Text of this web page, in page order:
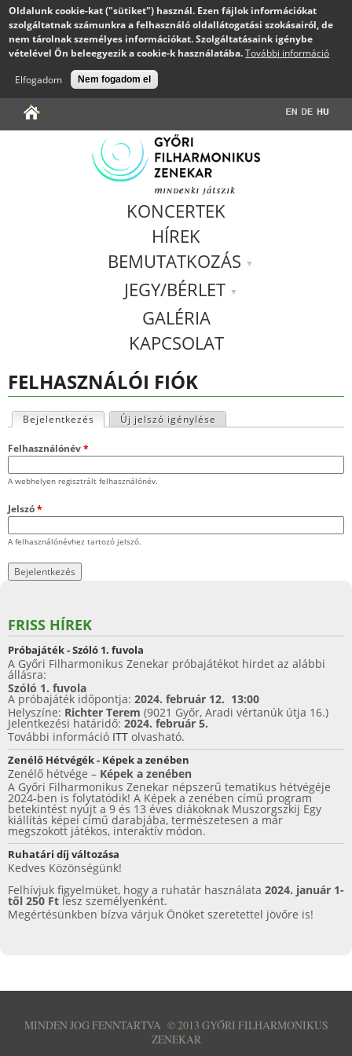
Oldalunk cookie-kat ("sütiket") használ. Ezen fájlok információkat
szolgáltatnak számunkra a felhasználó oldallátogatási szokásairól, de
nem tárolnak személyes információkat. Szolgáltatásaink igénybe
vételével Ön beleegyezik a cookie-k használatába.További információ
Elfogadom
Nem fogadom el
KONCERTEK
HÍREK
BEMUTATKOZÁS
JEGY/BÉRLET
GALÉRIA
KAPCSOLAT
FELHASZNÁLÓI FIÓK
l
ő
d
l
g
e
s
f
ü
l
e
k
Bejelentkezés (aktív fül)Új jelszó igénylése
Felhasználónév*
A webhelyen regisztrált felhasználónév.
Jelszó*
A felhasználónévhez tartozó jelszó.
FRISS HÍREK
Próbajáték - Szóló 1. fuvola
A Győri Filharmonikus Zenekar próbajátékot hirdet az alábbi
állásra:
Szóló 1. fuvola
A próbajáték időpontja: 2024. február 12. 13:00
Helyszíne: Richter Terem (9021 Győr, Aradi vértanúk útja 16.)
Jelentkezési határidő: 2024. február 5.
További információ ITT olvasható.
Zenélő Hétvégék - Képek a zenében
Zenélő hétvége – Képek a zenében
A Győri Filharmonikus Zenekar népszerű tematikus hétvégéje
2024-ben is folytatódik! A Képek a zenében című program
betekintést nyújt a 9 és 13 éves diákoknak Muszorgszkij Egy
kiállítás képei című darabjába, természetesen a már
megszokott játékos, interaktív módon.
Ruhatári díj változása
Kedves Közönségünk!
Felhívjuk figyelmüket, hogy a ruhatár használata 2024. január 1-
től 250 Ft lesz személyenként.
Megértésünkben bízva várjuk Önöket szeretettel jövőre is!
MINDEN JOG FENNTARTVA ©2013 GYŐRI FILHARMONIKUS
ZENEKAR